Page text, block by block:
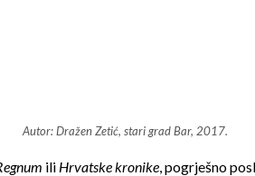
Autor: Dražen Zetić, stari grad Bar, 2017.
ili Hrvatske kronike, pogrješno